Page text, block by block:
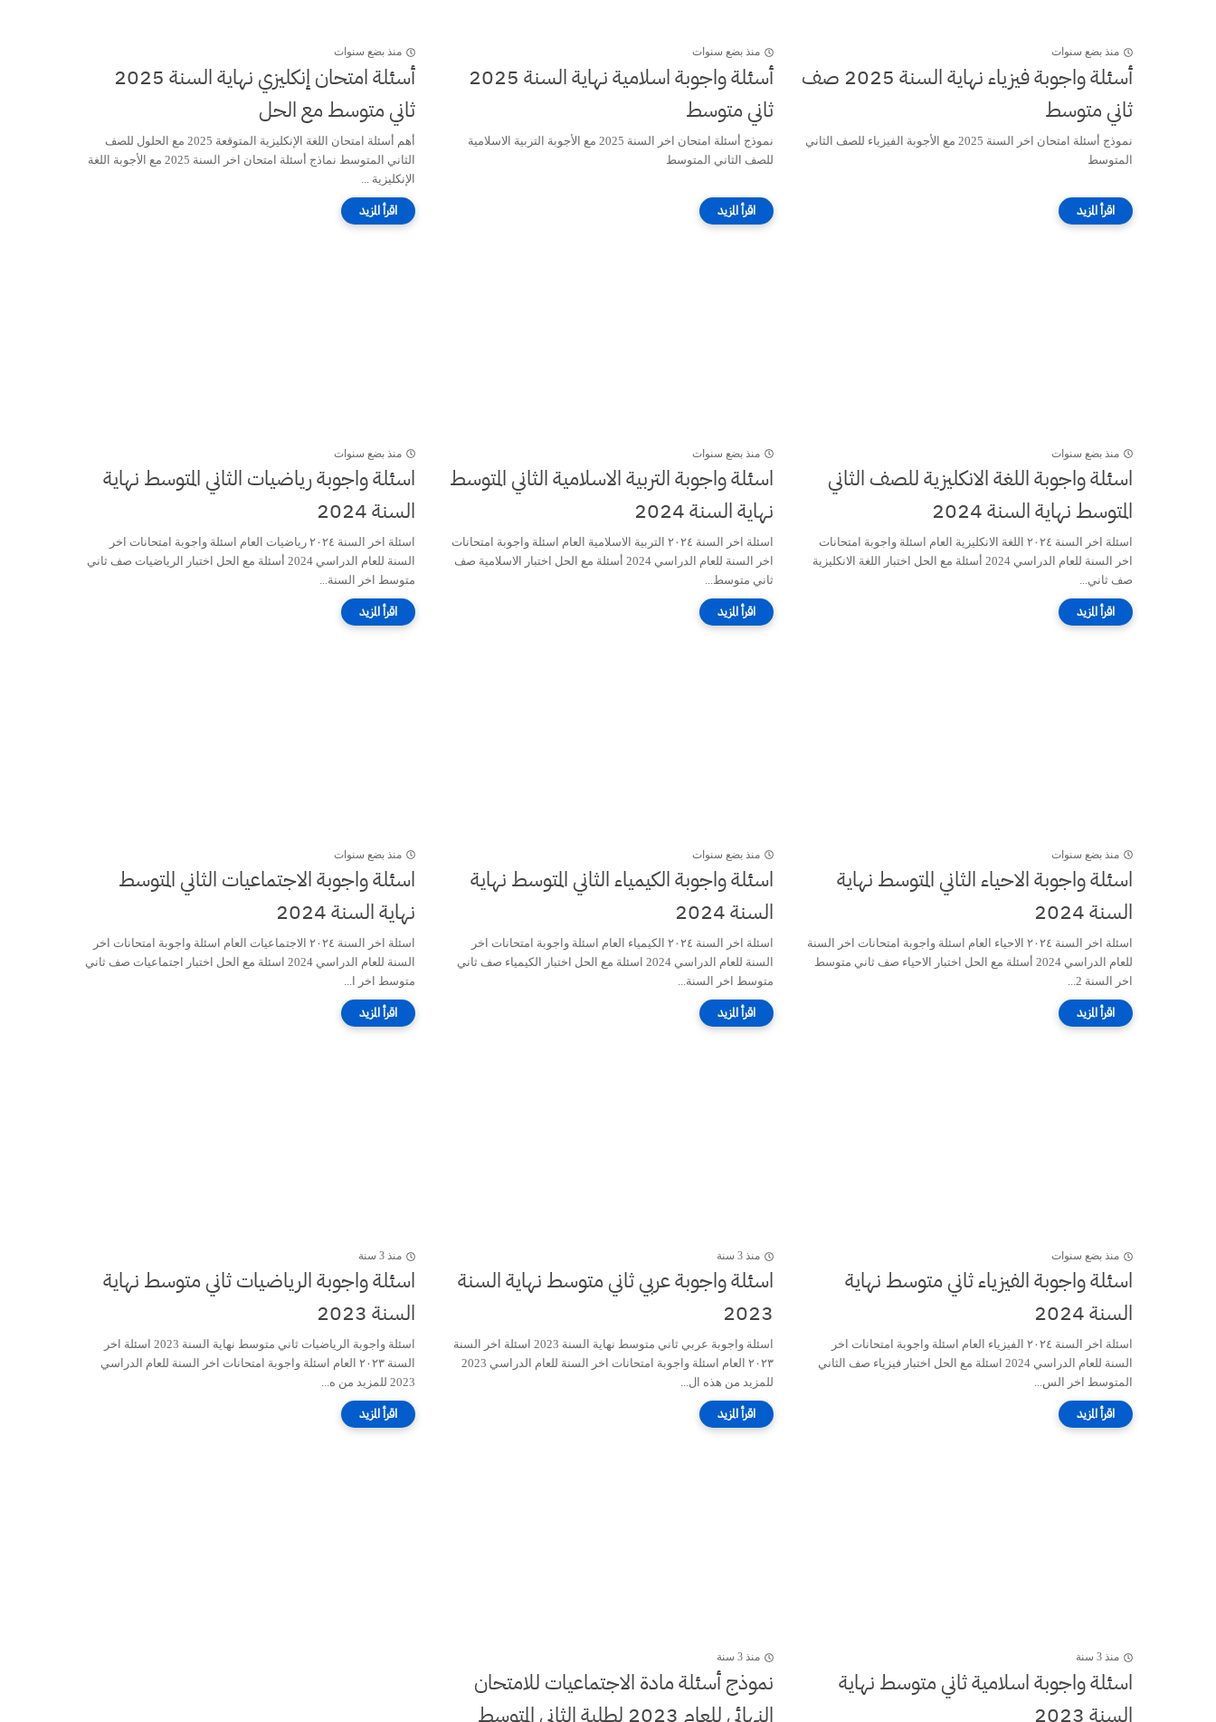
منذ بضع سنوات
أسئلة واجوبة فيزياء نهاية السنة 2025 صف
ثاني متوسط
نموذج أسئلة امتحان اخر السنة 2025 مع الأجوبة الفيزياء للصف الثاني
المتوسط
منذ بضع سنوات
أسئلة واجوبة اسلامية نهاية السنة 2025
ثاني متوسط
نموذج أسئلة امتحان اخر السنة 2025 مع الأجوبة التربية الاسلامية
للصف الثاني المتوسط
منذ بضع سنوات
أسئلة امتحان إنكليزي نهاية السنة 2025
ثاني متوسط مع الحل
أهم أسئلة امتحان اللغة الإنكليزية المتوقعة 2025 مع الحلول للصف
الثاني المتوسط نماذج أسئلة امتحان اخر السنة 2025 مع الأجوبة اللغة
الإنكليزية ...
منذ بضع سنوات
اسئلة واجوبة اللغة الانكليزية للصف الثاني
المتوسط نهاية السنة 2024
اسئلة اخر السنة ٢٠٢٤ اللغة الانكليزية العام اسئلة واجوبة امتحانات
اخر السنة للعام الدراسي 2024 أسئلة مع الحل اختبار اللغة الانكليزية
صف ثاني...
منذ بضع سنوات
اسئلة واجوبة التربية الاسلامية الثاني المتوسط
نهاية السنة 2024
اسئلة اخر السنة ٢٠٢٤ التربية الاسلامية العام اسئلة واجوبة امتحانات
اخر السنة للعام الدراسي 2024 أسئلة مع الحل اختبار الاسلامية صف
ثاني متوسط...
منذ بضع سنوات
اسئلة واجوبة رياضيات الثاني المتوسط نهاية
السنة 2024
اسئلة اخر السنة ٢٠٢٤ رياضيات العام اسئلة واجوبة امتحانات اخر
السنة للعام الدراسي 2024 أسئلة مع الحل اختبار الرياضيات صف ثاني
متوسط اخر السنة...
منذ بضع سنوات
اسئلة واجوبة الاحياء الثاني المتوسط نهاية
السنة 2024
اسئلة اخر السنة ٢٠٢٤ الاحياء العام اسئلة واجوبة امتحانات اخر السنة
للعام الدراسي 2024 أسئلة مع الحل اختبار الاحياء صف ثاني متوسط
اخر السنة 2...
منذ بضع سنوات
اسئلة واجوبة الكيمياء الثاني المتوسط نهاية
السنة 2024
اسئلة اخر السنة ٢٠٢٤ الكيمياء العام اسئلة واجوبة امتحانات اخر
السنة للعام الدراسي 2024 اسئلة مع الحل اختبار الكيمياء صف ثاني
متوسط اخر السنة...
منذ بضع سنوات
اسئلة واجوبة الاجتماعيات الثاني المتوسط
نهاية السنة 2024
اسئلة اخر السنة ٢٠٢٤ الاجتماعيات العام اسئلة واجوبة امتحانات اخر
السنة للعام الدراسي 2024 اسئلة مع الحل اختبار اجتماعيات صف ثاني
متوسط اخر ا...
منذ بضع سنوات
اسئلة واجوبة الفيزياء ثاني متوسط نهاية
السنة 2024
اسئلة اخر السنة ٢٠٢٤ الفيزياء العام اسئلة واجوبة امتحانات اخر
السنة للعام الدراسي 2024 اسئلة مع الحل اختبار فيزياء صف الثاني
المتوسط اخر الس...
منذ 3 سنة
اسئلة واجوبة عربي ثاني متوسط نهاية السنة
2023
اسئلة واجوبة عربي ثاني متوسط نهاية السنة 2023 اسئلة اخر السنة
٢٠٢٣ العام اسئلة واجوبة امتحانات اخر السنة للعام الدراسي 2023
للمزيد من هذه ال...
منذ 3 سنة
اسئلة واجوبة الرياضيات ثاني متوسط نهاية
السنة 2023
اسئلة واجوبة الرياضيات ثاني متوسط نهاية السنة 2023 اسئلة اخر
السنة ٢٠٢٣ العام اسئلة واجوبة امتحانات اخر السنة للعام الدراسي
2023 للمزيد من ه...
منذ 3 سنة
اسئلة واجوبة اسلامية ثاني متوسط نهاية
السنة 2023
منذ 3 سنة
نموذج أسئلة مادة الاجتماعيات للامتحان
النهائي للعام 2023 لطلبة الثاني المتوسط